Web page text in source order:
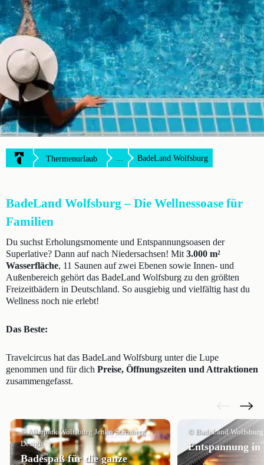
Thermenurlaub ... BadeLand Wolfsburg
BadeLand Wolfsburg – Die Wellnessoase für
Familien
Du suchst Erholungsmomente und Entspannungsoasen der
Superlative? Dann auf nach Niedersachsen! Mit 3.000 m²
Wasserfläche, 11 Saunen auf zwei Ebenen sowie Innen- und
Außenbereich gehört das BadeLand Wolfsburg zu den größten
Freizeitbädern in Deutschland. So ausgiebig und vielfältig hast du
Wellness noch nie erlebt!
Das Beste:
Travelcircus hat das BadeLand Wolfsburg unter die Lupe
genommen und für dich Preise, Öffnungszeiten und Attraktionen
zusammengefasst.
© Allerpark Wolfsburg Jenko Sternberg
Design
Badespaß für die ganze
© BadeLand Wolfsburg
Entspannung in